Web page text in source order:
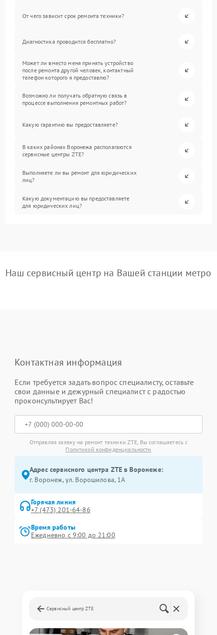
От чего зависит срок ремонта техники?
Диагностика проводится бесплатно?
Может ли вместо меня принять устройство
после ремонта другой человек, контактный
телефон которого я предоставлю?
Возможно ли получать обратную связь в
процессе выполнения ремонтных работ?
Какую гарантию вы предоставляете?
В каких районах Воронежа располагаются
сервисные центры ZTE?
Выполняете ли вы ремонт для юридических
лиц?
Какую документацию вы предоставляете
для юридических лиц?
Наш сервисный центр на Вашей станции метро
Контактная информация
Если требуется задать вопрос специалисту, оставьте
свои данные и дежурный специалист с радостью
проконсультирует Вас!
Отправляя заявку на ремонт техники ZTE, Вы соглашаетесь с
Политикой конфиденциальности
Адрес сервисного центра ZTE в Воронеже:
г. Воронеж, ул. Ворошилова, 1А
Горячая линия
+7 (473) 201-64-86
Время работы
Ежедневно с 9:00 до 21:00
Сервисный центр ZTE